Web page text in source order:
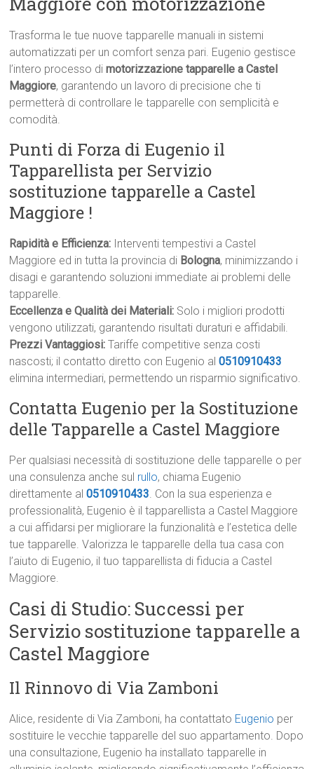
Trasforma le tue nuove tapparelle manuali in sistemi
automatizzati per un comfort senza pari. Eugenio gestisce
l’intero processo dimotorizzazione tapparelle a Castel
Maggiore, garantendo un lavoro di precisione che ti
permetterà di controllare le tapparelle con semplicità e
comodità.
Punti di Forza di Eugenio il
Tapparellista per Servizio
sostituzione tapparelle a Castel
Maggiore !
Rapidità e Efficienza: Interventi tempestivi a Castel
Maggiore ed in tutta la provincia di Bologna, minimizzando i
disagi e garantendo soluzioni immediate ai problemi delle
tapparelle.
Eccellenza e Qualità dei Materiali: Solo i migliori prodotti
vengono utilizzati, garantendo risultati duraturi e affidabili.
Prezzi Vantaggiosi: Tariffe competitive senza costi
nascosti; il contatto diretto con Eugenio al0510910433
elimina intermediari, permettendo un risparmio significativo.
Contatta Eugenio per la Sostituzione
delle Tapparelle a Castel Maggiore
Per qualsiasi necessità di sostituzione delle tapparelle o per
una consulenza anche sul rullo, chiama Eugenio
direttamente al0510910433. Con la sua esperienza e
professionalità, Eugenio è il tapparellista a Castel Maggiore
a cui affidarsi per migliorare la funzionalità e l’estetica delle
tue tapparelle. Valorizza le tapparelle della tua casa con
l’aiuto di Eugenio, il tuo tapparellista di fiducia a Castel
Maggiore.
Casi di Studio: Successi per
Servizio sostituzione tapparelle a
Castel Maggiore
Il Rinnovo di Via Zamboni
Alice, residente di Via Zamboni, ha contattato Eugenio per
sostituire le vecchie tapparelle del suo appartamento. Dopo
una consultazione, Eugenio ha installato tapparelle in